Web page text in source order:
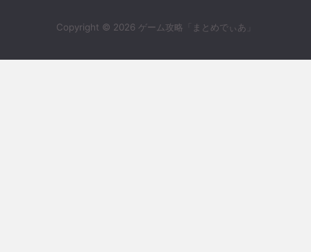
Copyright © 2026 ゲーム攻略「まとめでぃあ」